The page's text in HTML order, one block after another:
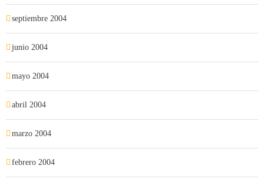
septiembre 2004
junio 2004
mayo 2004
abril 2004
marzo 2004
febrero 2004